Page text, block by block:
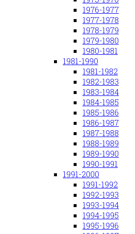
1976-1977
1977-1978
1978-1979
1979-1980
1980-1981
1981-1990
1981-1982
1982-1983
1983-1984
1984-1985
1985-1986
1986-1987
1987-1988
1988-1989
1989-1990
1990-1991
1991-2000
1991-1992
1992-1993
1993-1994
1994-1995
1995-1996